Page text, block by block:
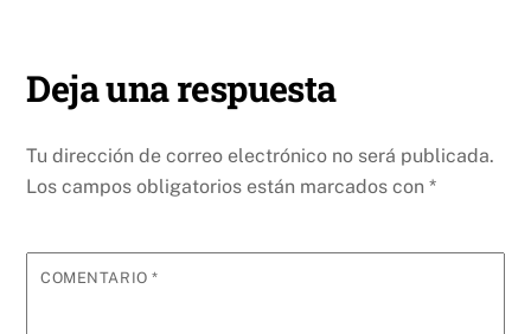
Deja una respuesta
Tu dirección de correo electrónico no será publicada.
Los campos obligatorios están marcados con*
COMENTARIO*